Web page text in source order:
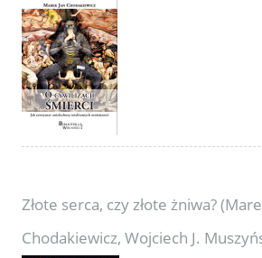
Złote serca, czy złote żniwa?
Chodakiewicz, Wojciech J.